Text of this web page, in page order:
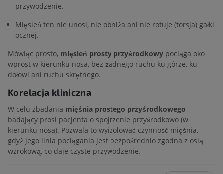
przywodzenie.
Mięsień ten nie unosi, nie obniża ani nie rotuje (torsja) gałki
ocznej.
Mówiąc prosto, mięsień prosty przyśrodkowy pociąga oko
wprost w kierunku nosa, bez żadnego ruchu ku górze, ku
dołowi ani ruchu skrętnego.
Korelacja kliniczna
W celu zbadania mięśnia prostego przyśrodkowego
badający prosi pacjenta o spojrzenie przyśrodkowo (w
kierunku nosa). Pozwala to wyizolować czynność mięśnia,
gdyż jego linia pociągania jest bezpośrednio zgodna z osią
wzrokową, co daje czyste przywodzenie.